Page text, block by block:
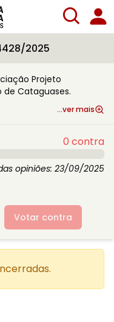
4428/2025
Projeto
de Cataguases.
...ver mais
0 contra
opiniões: 23/09/2025
Votar contra